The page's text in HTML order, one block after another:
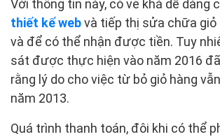
Với thông tin này, có vẻ khá dễ dàng
thiết kế webvà tiếp thị sửa chữa giỏ
và để có thể nhận được tiền. Tuy
sát được thực hiện vào năm 2016
rằng lý do cho việc từ bỏ giỏ hàng
năm 2013.
Quá trình thanh toán, đôi khi có thể